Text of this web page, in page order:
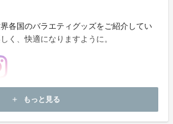
各国のバラエティグッズをご紹介してい
く、快適になりますように。
add もっと見る